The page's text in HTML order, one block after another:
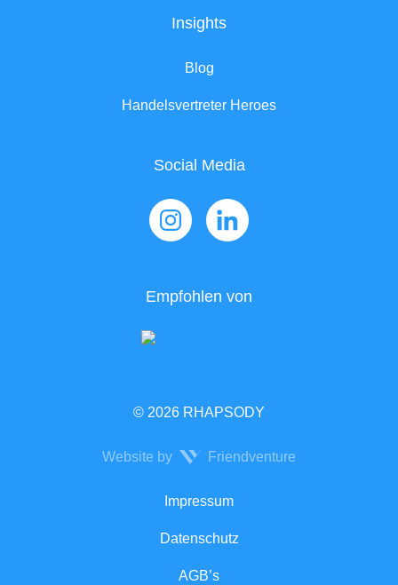
Insights
Blog
Handelsvertreter Heroes
Social Media
Empfohlen von
© 2026 RHAPSODY
Website by Friendventure
Impressum
Datenschutz
AGB’s